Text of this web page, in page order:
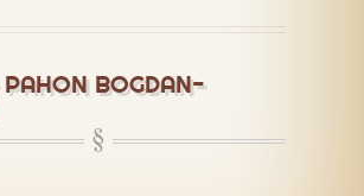
PAHON BOGDAN-